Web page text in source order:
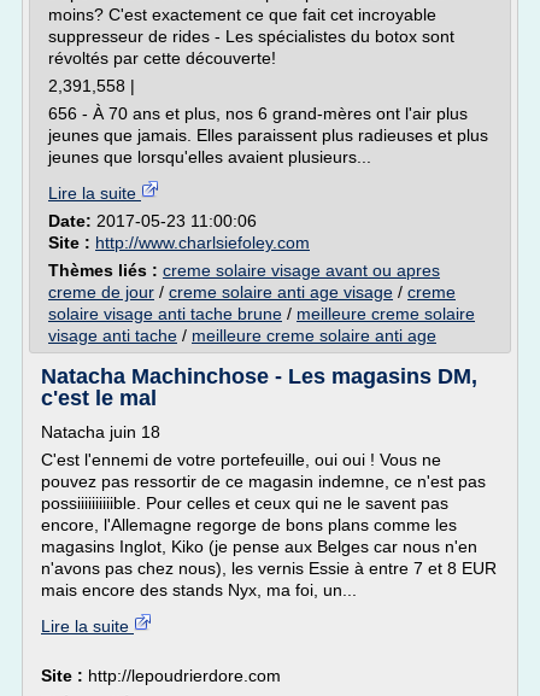
moins? C'est exactement ce que fait cet incroyable
suppresseur de rides - Les spécialistes du botox sont
révoltés par cette découverte!
2,391,558 |
656 - À 70 ans et plus, nos 6 grand-mères ont l'air plus
jeunes que jamais. Elles paraissent plus radieuses et plus
jeunes que lorsqu'elles avaient plusieurs...
Lire la suite
Date: 2017-05-23 11:00:06
Site : http://www.charlsiefoley.com
Thèmes liés : creme solaire visage avant ou apres
creme de jour / creme solaire anti age visage / creme
solaire visage anti tache brune / meilleure creme solaire
visage anti tache / meilleure creme solaire anti age
Natacha Machinchose - Les magasins DM,
c'est le mal
Natacha juin 18
C'est l'ennemi de votre portefeuille, oui oui ! Vous ne
pouvez pas ressortir de ce magasin indemne, ce n'est pas
possiiiiiiiiiible. Pour celles et ceux qui ne le savent pas
encore, l'Allemagne regorge de bons plans comme les
magasins Inglot, Kiko (je pense aux Belges car nous n'en
n'avons pas chez nous), les vernis Essie à entre 7 et 8 EUR
mais encore des stands Nyx, ma foi, un...
Lire la suite
Site : http://lepoudrierdore.com